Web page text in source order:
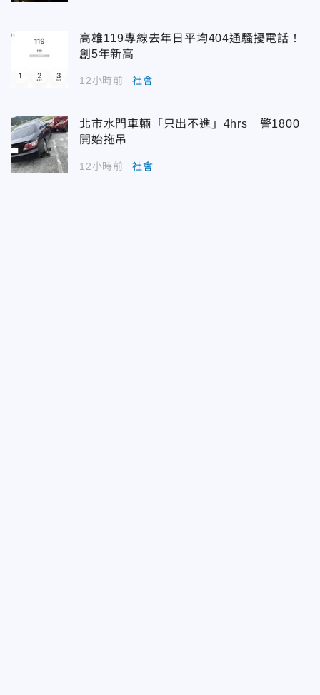
高雄119專線去年日平均404通騷擾電話！
創5年新高
12小時前 社會
北市水門車輛「只出不進」4hrs 警1800
開始拖吊
12小時前 社會